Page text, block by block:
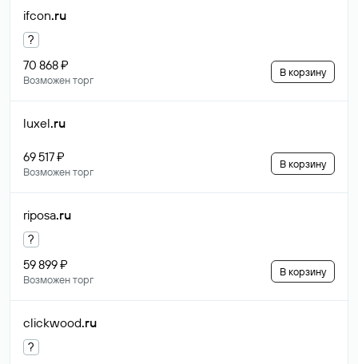
ifcon.ru
?
70 868 ₽
Возможен торг
В корзину
luxel.ru
69 517 ₽
Возможен торг
В корзину
riposa.ru
?
59 899 ₽
Возможен торг
В корзину
clickwood.ru
?